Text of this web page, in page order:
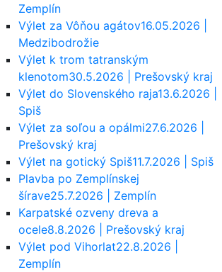
Zemplín
Výlet za Vôňou agátov16.05.2026 |
Medzibodrožie
Výlet k trom tatranským
klenotom30.5.2026 | Prešovský kraj
Výlet do Slovenského raja13.6.2026 |
Spiš
Výlet za soľou a opálmi27.6.2026 |
Prešovský kraj
Výlet na gotický Spiš11.7.2026 | Spiš
Plavba po Zemplínskej
šírave25.7.2026 | Zemplín
Karpatské ozveny dreva a
ocele8.8.2026 | Prešovský kraj
Výlet pod Vihorlat22.8.2026 |
Zemplín